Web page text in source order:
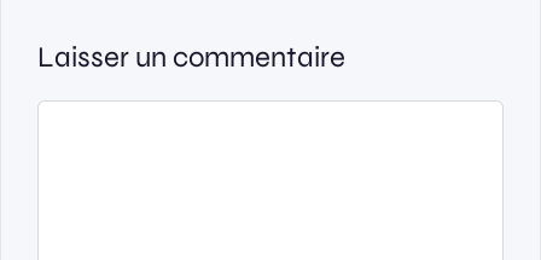
Laisser un commentaire
Commentaire